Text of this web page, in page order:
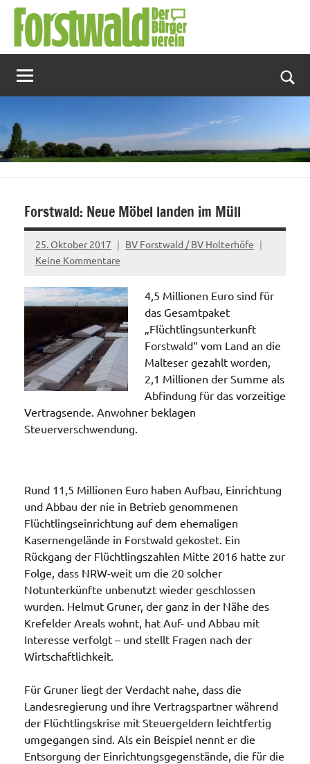
Zum
Inhalt
springen
Forstwald: Neue Möbel landen im Müll
25. Oktober 2017
BV Forstwald / BV Holterhöfe
Keine Kommentare
4,5 Millionen Euro sind für
das Gesamtpaket
„Flüchtlingsunterkunft
Forstwald“ vom Land an die
Malteser gezahlt worden,
2,1 Millionen der Summe als
Abfindung für das vorzeitige
Vertragsende. Anwohner beklagen
Steuerverschwendung.
Rund 11,5 Millionen Euro haben Aufbau, Einrichtung
und Abbau der nie in Betrieb genommenen
Flüchtlingseinrichtung auf dem ehemaligen
Kasernengelände in Forstwald gekostet. Ein
Rückgang der Flüchtlingszahlen Mitte 2016 hatte zur
Folge, dass NRW-weit um die 20 solcher
Notunterkünfte unbenutzt wieder geschlossen
wurden. Helmut Gruner, der ganz in der Nähe des
Krefelder Areals wohnt, hat Auf- und Abbau mit
Interesse verfolgt – und stellt Fragen nach der
Wirtschaftlichkeit.
Für Gruner liegt der Verdacht nahe, dass die
Landesregierung und ihre Vertragspartner während
der Flüchtlingskrise mit Steuergeldern leichtfertig
umgegangen sind. Als ein Beispiel nennt er die
Entsorgung der Einrichtungsgegenstände, die für die